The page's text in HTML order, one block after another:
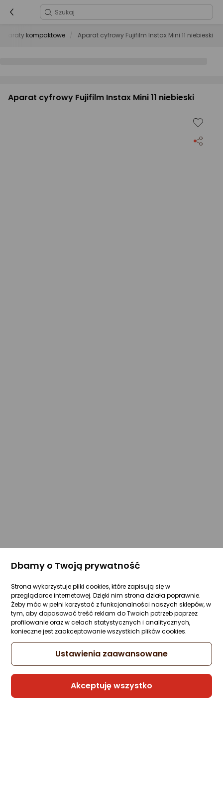
Aparaty kompaktowe Aparat cyfrowy Fujifilm Instax Mini 11 niebieski
Aparat cyfrowy Fujifilm Instax Mini 11 niebieski
Dbamy o Twoją prywatność
Strona wykorzystuje pliki cookies, które zapisują się w
przeglądarce internetowej. Dzięki nim strona działa poprawnie.
Żeby móc w pełni korzystać z funkcjonalności naszych sklepów, w
tym, aby dopasować treść reklam do Twoich potrzeb poprzez
profilowanie oraz w celach statystycznych i analitycznych,
konieczne jest zaakceptowanie wszystkich plików cookies.
Ustawienia zaawansowane
Akceptuję wszystko